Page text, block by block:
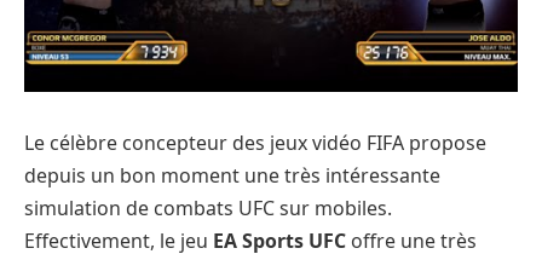
Le célèbre concepteur des jeux vidéo FIFA propose
depuis un bon moment une très intéressante
simulation de combats UFC sur mobiles.
Effectivement, le jeu EA Sports UFC offre une très